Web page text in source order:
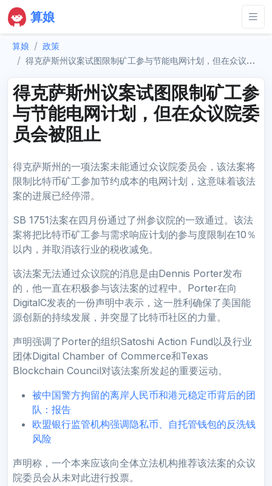
算娘
算娘
政策
得克萨斯州议案试图限制矿工参与节能电网计划，但在众议院委员会被阻止
得克萨斯州议案试图限制矿工参
与节能电网计划，但在众议院委
员会被阻止
得克萨斯州的一项法案未能通过众议院委员会，该法案将
限制比特币矿工参加节约成本的电网计划，这意味着该法
案的进展已经停滞。
SB 1751法案在四月份通过了州参议院的一致通过。该法
案将把比特币矿工参与需求响应计划的参与度限制在10％
以内，并取消该行业的税收减免。
该法案无法通过众议院的消息是由Dennis Porter发布
的，他一直在积极参与该法案的过程中。Porter在向
DigitalC发表的一份声明中表示，这一胜利确保了美国能
源创新的持续发展，并突显了比特币社区的力量。
声明强调了Porter的组织Satoshi Action Fund以及行业
团体Digital Chamber of Commerce和Texas
Blockchain Council对该法案所发起的重要运动。
被中国警方拘留的离岸人民币和港元稳定币背后的团
队：报告
欧盟银行监管机构强调隐私币、自托管钱包的反洗钱
风险
声明称，一个本来应该向全体立法机构推荐该法案的众议
院委员会从未对此进行投票。